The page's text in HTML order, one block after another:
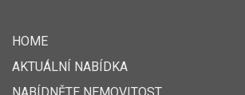
HOME
AKTUÁLNÍ NABÍDKA